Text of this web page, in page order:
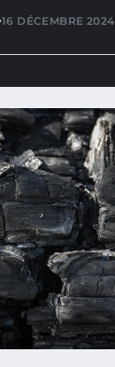
16 DÉCEMBRE 2024